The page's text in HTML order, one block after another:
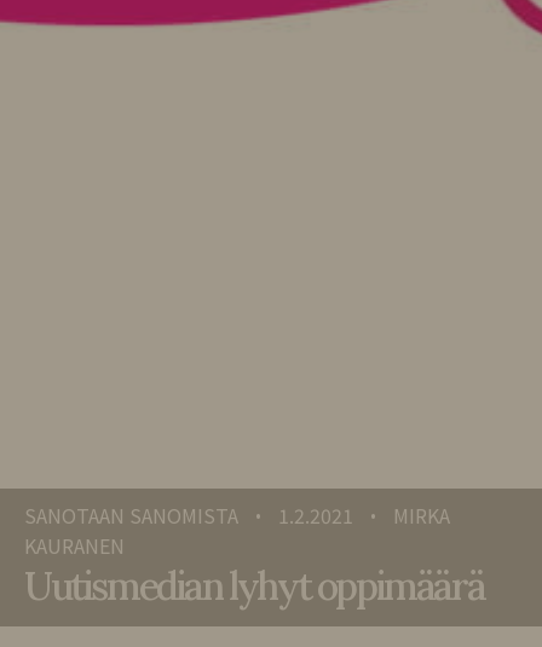
SANOTAAN SANOMISTA • 1.2.2021 •
MIRKA
KAURANEN
Uutismedian lyhyt oppimäärä